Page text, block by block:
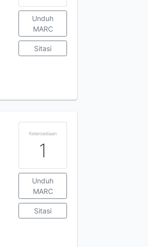
Unduh
MARC
Sitasi
Ketersediaan
1
Unduh
MARC
Sitasi